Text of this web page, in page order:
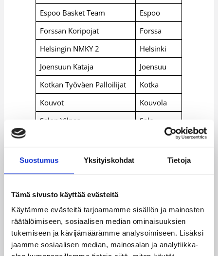
Suostumus Yksityiskohdat Tietoja
Tämä sivusto käyttää evästeitä
Käytämme evästeitä tarjoamamme sisällön ja mainosten
räätälöimiseen, sosiaalisen median ominaisuuksien
tukemiseen ja kävijämäärämme analysoimiseen. Lisäksi
jaamme sosiaalisen median, mainosalan ja analytiikka-
Espoo Basket Team
Espoo
Forssan Koripojat
Forssa
Helsingin NMKY 2
Helsinki
Joensuun Kataja
Joensuu
Kotkan Työväen Palloilijat
Kotka
Kouvot
Kouvola
Salon Vilpas
Salo
Wartti Basket
Äänekosken Huima
Äänekoski
B-tyttöjen SM-sarjajoukkueet
Joukkue
Kaupunki